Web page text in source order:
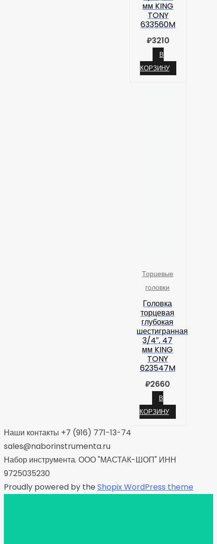
мм KING
TONY
633560M
₽3210
В
КОРЗИНУ
Торцевые
головки
Головка
торцевая
глубокая
шестигранная
3/4″, 47
мм KING
TONY
623547M
₽2660
В
КОРЗИНУ
Наши контакты +7 (916) 771-13-74
sales@naborinstrumenta.ru
Набор инструмента. ООО "МАСТАК-ШОП" ИНН
9725035230
Proudly powered by the Shopix WordPress theme